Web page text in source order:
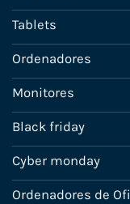
Tablets
Ordenadores
Monitores
Black friday
Cyber monday
Ordenadores de